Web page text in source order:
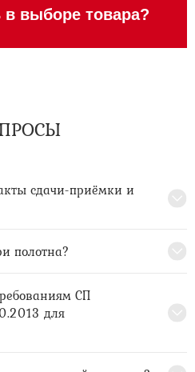
выборе товара?
сдачи-приёмки и
полотна?
СП
для